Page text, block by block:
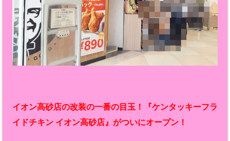
イオン高砂店の改装の一番の目玉！『ケンタッキーフラ
イドチキン イオン高砂店』がついにオープン！